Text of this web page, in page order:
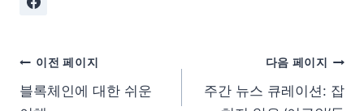
이전 페이지
블록체인에 대한 쉬운
다음 페이지
주간 뉴스 큐레이션: 잡